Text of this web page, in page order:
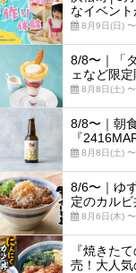
なイベン
8月9日(日) 〜
8/8〜｜「
ェなど限
8月8日(土)
8/8〜｜朝
『
8月8日(土) 〜
8/6〜｜ゆ
定のカルビ
8月6日(木) 〜
『焼きた
売！大人